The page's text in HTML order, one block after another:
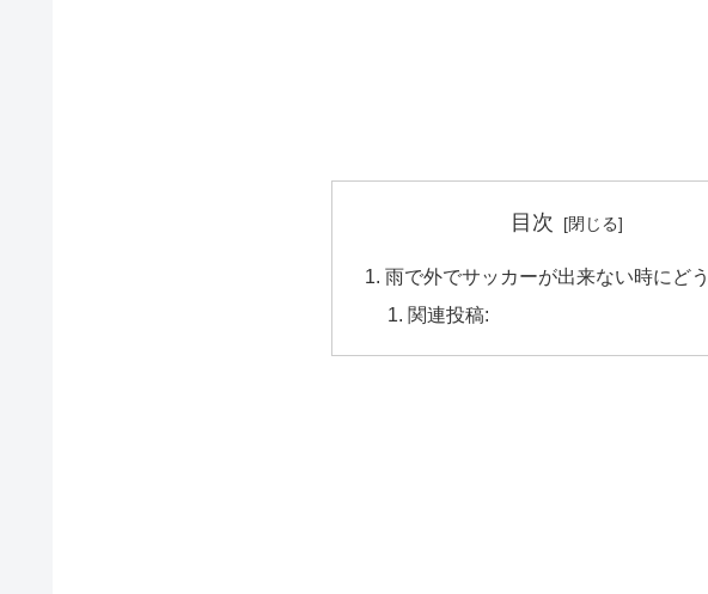
目次
雨で外でサッカーが出来ない時にど
関連投稿: